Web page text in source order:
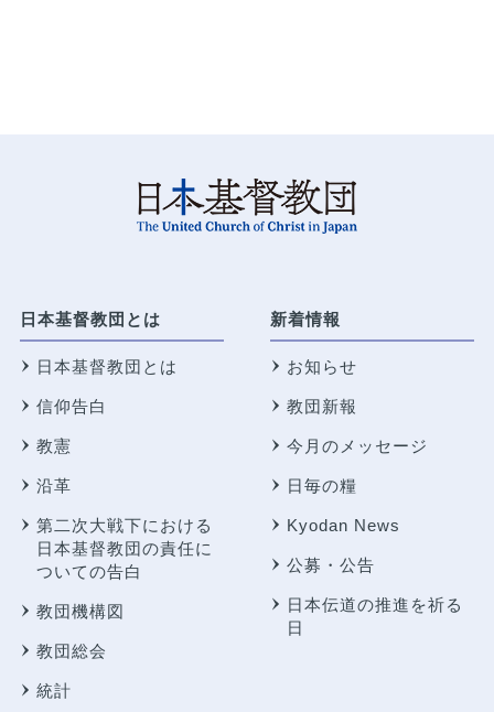
日本基督教団とは
日本基督教団とは
信仰告白
教憲
沿革
第二次大戦下における
日本基督教団の責任に
ついての告白
教団機構図
教団総会
統計
新着情報
お知らせ
教団新報
今月のメッセージ
日毎の糧
Kyodan News
公募・公告
日本伝道の推進を祈る
日